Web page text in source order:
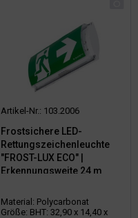
Artikel-Nr.: 103.2006
Frostsichere LED-
Rettungszeichenleuchte
"FROST-LUX ECO" |
Erkennungsweite 24 m
Material: Polycarbonat
Größe: BHT: 32,90 x 14,40 x